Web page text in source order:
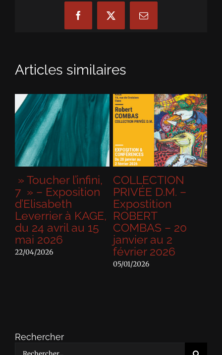
FacebookX Email
Articles similaires
» Toucher l’infini,
7 » – Exposition
d’Elisabeth
Leverrier à KAGE,
du 24 avril au 15
mai 2026
22/04/2026
COLLECTION
PRIVÉE D.M. –
Expostition
ROBERT
COMBAS – 20
janvier au 2
février 2026
05/01/2026
Rechercher
Rechercher: